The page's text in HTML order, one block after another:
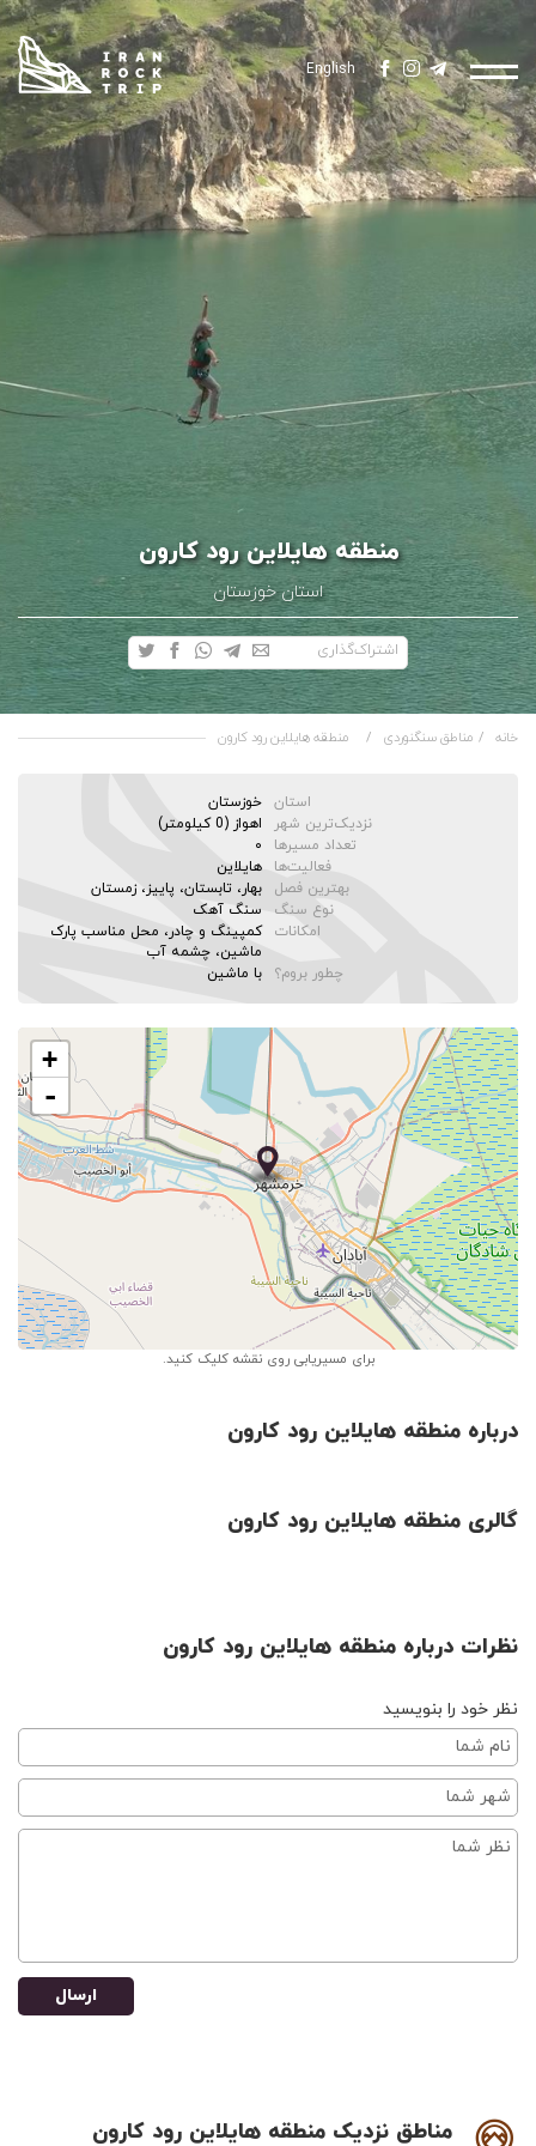
English
منطقه هایلاین رود کارون
استان خوزستان
اشتراک‌گذاری
خانه مناطق سنگنوردی منطقه هایلاین رود کارون
استان
خوزستان
نزدیک‌ترین شهر
اهواز (0 کیلومتر)
تعداد مسیرها
۰
فعالیت‌ها
هایلاین
بهترین فصل
بهار، تابستان، پاییز، زمستان
نوع سنگ
سنگ آهک
امکانات
کمپینگ و چادر، محل مناسب پارک
ماشین، چشمه آب
چطور بروم؟
با ماشین
+
-
Leaflet | ©OpenStreetMap
برای مسیریابی روی نقشه کلیک کنید.
درباره منطقه هایلاین رود کارون
گالری منطقه هایلاین رود کارون
نظرات درباره منطقه هایلاین رود کارون
نظر خود را بنویسید
ارسال
مناطق نزدیک منطقه هایلاین رود کارون